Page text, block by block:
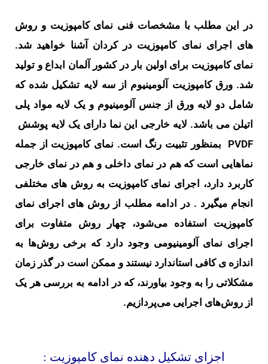
در این مطلب با مشخصات فنی نمای کامپوزیت و روش
های اجرای نمای کامپوزیت در کردان آشنا خواهید شد.
نمای کامپوزیت برای اولین بار در کشور آلمان ابداع و تولید
شد. ورق کامپوزیت آلومینیوم از سه لایه تشکیل شده که
شامل دو لایه ورق از جنس آلومینیوم و یک لایه مواد پلی
اتیلن می باشد. لایه خارجی این نما دارای یک لایه پوشش
PVDF بمنظور تثبیت رنگ است.
نمای کامپوزیت از جمله
نماهایی است که هم در نمای داخلی و هم در نمای خارجی
کاربرد دارد، اجرای نمای کامپوزیت به روش های مختلفی
انجام میگیرد . در ادامه مطلب از روش‌ های اجرای نمای
کامپوزیت استفاده می‌شود، چهار روش متفاوت برای
اجرای نمای آلومینیومی وجود دارد که برخی روش‌ها به
اندازه ی کافی استاندارد نیستند و ممکن است در گذر زمان
مشکلاتی را به وجود بیاورند، که در ادامه به بررسی هر یک
از روش‌های اجرایی می‌پردازیم.
اجزای تشکیل دهنده نمای کامپوزیت :